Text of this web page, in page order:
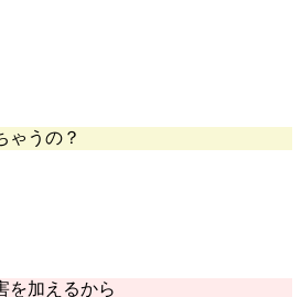
ゃうの？
を加えるから